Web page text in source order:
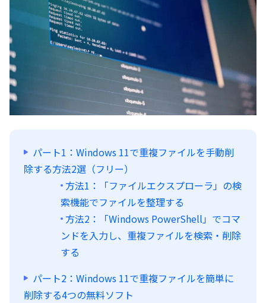
パート1：Windows 11で重複ファイルを手動削
除する方法2選（フリー）
方法1：「ファイルエクスプローラ」の検
索機能でファイルを整理する
方法2：「Windows PowerShell」でコマ
ンドを入力し、重複ファイルを検索・削除
する
パート2：Windows 11で重複ファイルを簡単に
削除する4つの無料ソフト